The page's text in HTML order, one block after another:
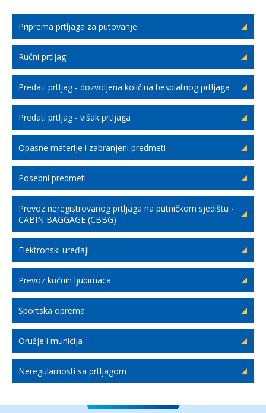
Priprema prtljaga za putovanje
Ručni prtljag
Predati prtljag - dozvoljena količina besplatnog prtljaga
Predati prtljag - višak prtljaga
Opasne materije i zabranjeni predmeti
Posebni predmeti
Prevoz neregistrovanog prtljaga na putničkom sjedištu -
CABIN BAGGAGE (CBBG)
Elektronski uređaji
Prevoz kućnih ljubimaca
Sportska oprema
Oružje i municija
Neregularnosti sa prtljagom